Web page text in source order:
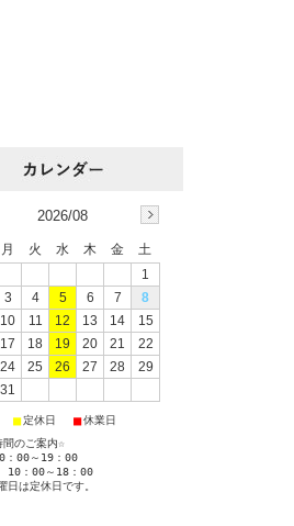
2026/08
月 火 水 木 金
土
1
3 4 5 6 7
8
10 11 12 13 14
15
17 18 19 20 21
22
24 25 26 27 28
29
31
■定休日 ■休業日
間のご案内☆
：00～19：00
10：00～18：00
日は定休日です。